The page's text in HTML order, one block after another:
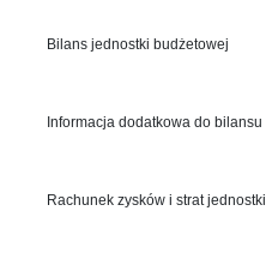
Bilans jednostki budżetowej
Informacja dodatkowa do bilansu
Rachunek zysków i strat jednostki